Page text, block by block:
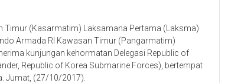
Timur (Kasarmatim) Laksamana Pertama (Laksma)
Armada RI Kawasan Timur (Pangarmatim)
kunjungan kehormatan Delegasi Republic of
Republic of Korea Submarine Forces), bertempat
Jumat, (27/10/2017).